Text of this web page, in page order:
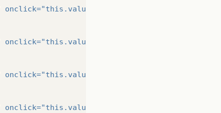
onclick="this.value=''"/
onclick="this.value=''"/
onclick="this.value=''"/
onclick="this.value=''"/